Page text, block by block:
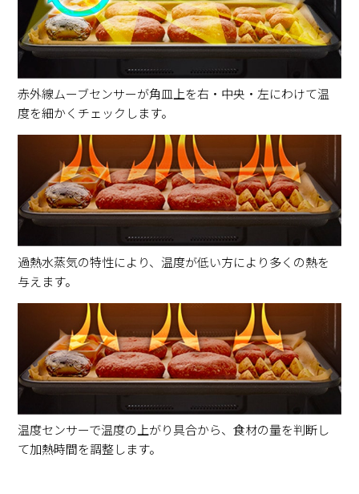
赤外線ムーブセンサーが角皿上を右・中央・左にわけて温
度を細かくチェックします。
過熱水蒸気の特性により、温度が低い方により多くの熱を
与えます。
温度センサーで温度の上がり具合から、食材の量を判断し
て加熱時間を調整します。